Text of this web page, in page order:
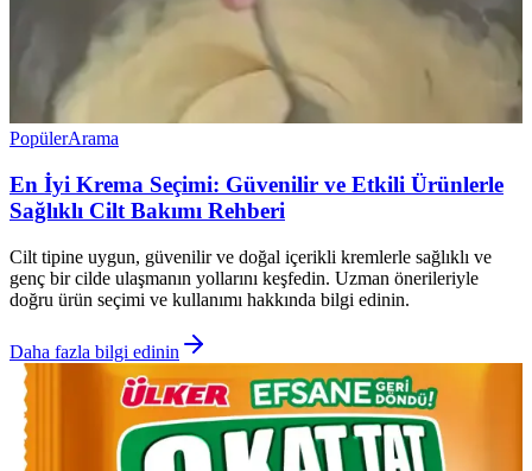
PopülerArama
En İyi Krema Seçimi: Güvenilir ve Etkili Ürünlerle
Sağlıklı Cilt Bakımı Rehberi
Cilt tipine uygun, güvenilir ve doğal içerikli kremlerle sağlıklı ve
genç bir cilde ulaşmanın yollarını keşfedin. Uzman önerileriyle
doğru ürün seçimi ve kullanımı hakkında bilgi edinin.
Daha fazla bilgi edinin